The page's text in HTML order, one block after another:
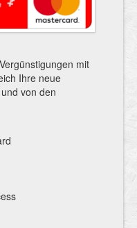
mit
Ihre neue
von den